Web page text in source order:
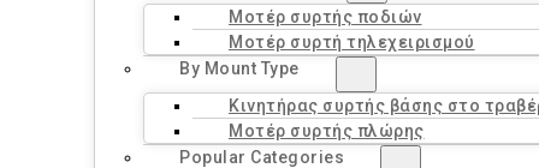
Μοτέρ συρτής ποδιών
Μοτέρ συρτή τηλεχειρισμού
By Mount Type
Κινητήρας συρτής βάσης στο
Μοτέρ συρτής πλώρης
Popular Categories